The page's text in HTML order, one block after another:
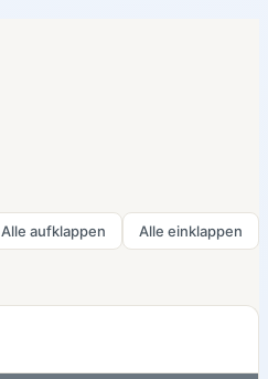
Alle aufklappen Alle einklappen